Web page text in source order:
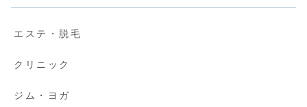
エステ・脱毛
クリニック
ジム・ヨガ